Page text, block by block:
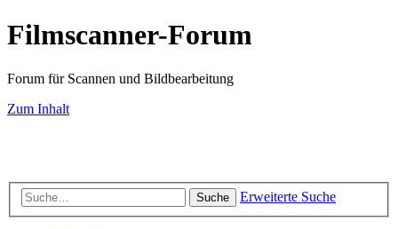
Filmscanner-Forum
Forum für Scannen und Bildbearbeitung
Zum Inhalt
Suche Erweiterte Suche